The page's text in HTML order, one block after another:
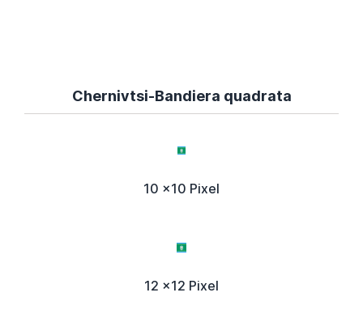
Chernivtsi-Bandiera quadrata
10 x10 Pixel
12 x12 Pixel